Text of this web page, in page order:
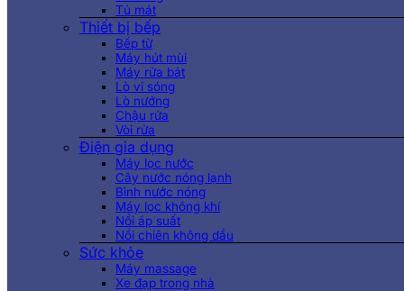
Tủ mát
Thiết bị bếp
Bếp từ
Máy hút mùi
Máy rửa bát
Lò vi sóng
Lò nướng
Chậu rửa
Vòi rửa
Điện gia dụng
Máy lọc nước
Cây nước nóng lạnh
Bình nước nóng
Máy lọc không khí
Nồi áp suất
Nồi chiên không dầu
Sức khỏe
Máy massage
Xe đạp trong nhà